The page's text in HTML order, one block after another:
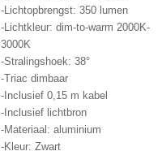
-Lichtopbrengst: 350 lumen
-Lichtkleur: dim-to-warm 2000K-
3000K
-Stralingshoek: 38°
-Triac dimbaar
-Inclusief 0,15 m kabel
-Inclusief lichtbron
-Materiaal: aluminium
-Kleur: Zwart